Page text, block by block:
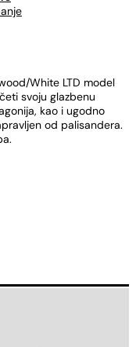
White LTD model
svoju glazbenu
kao i ugodno
od palisandera.